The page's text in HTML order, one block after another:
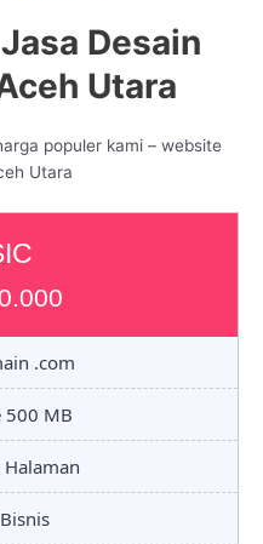
Desain
Utara
populer kami – website
Utara
.com
500 MB